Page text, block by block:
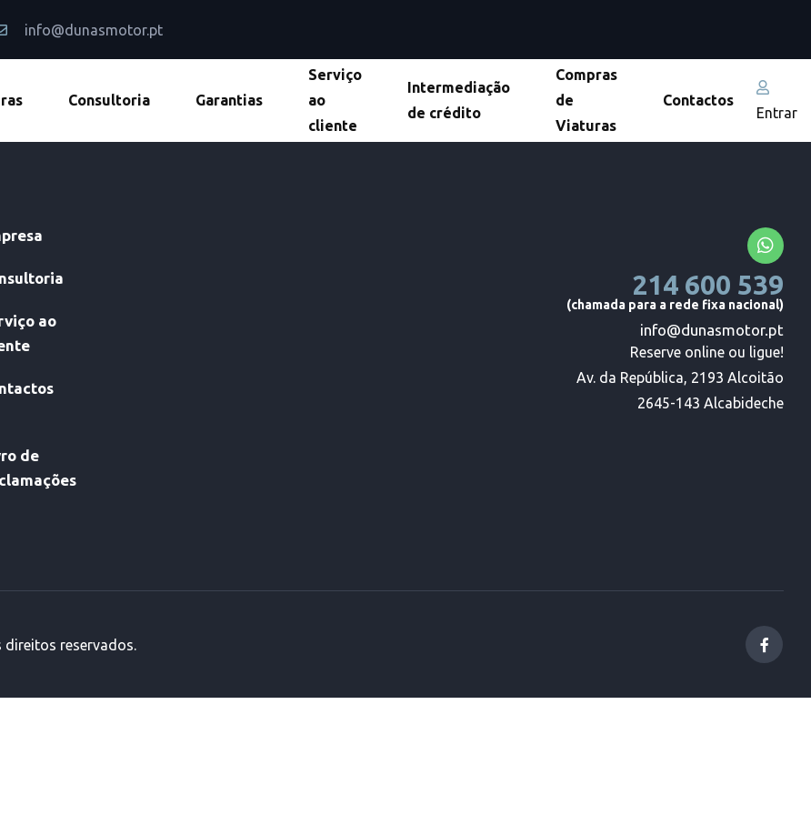
info@dunasmotor.pt
Consultoria Garantias
Serviço
ao
cliente
Intermediação
de crédito
Compras
de
Viaturas
Contactos
Entrar
ao
de
214 600 539
(chamada para a rede fixa nacional)
info@dunasmotor.pt
Reserve online ou ligue!
Av. da República, 2193 Alcoitão
2645-143 Alcabideche
reservados.